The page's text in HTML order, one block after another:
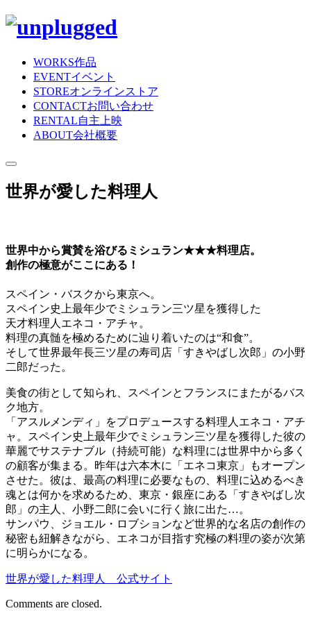
WORKS作品
EVENTイベント
STOREオンラインストア
CONTACTお問い合わせ
RENTAL自主上映
ABOUT会社概要
世界が愛した料理人
世界中から賞賛を浴びるミシュラン★★★料理店。
創作の極意がここにある！
スペイン・バスクから東京へ。
スペイン史上最年少でミシュラン三ツ星を獲得した
天才料理人エネコ・アチャ。
料理の真髄を極めるために辿り着いたのは“和食”。
そして世界最年長三ツ星の寿司店「すきやばし次郎」の小野
二郎だった。
美食の街として知られ、スペインとフランスにまたがるバス
ク地方。
「アスルメンディ」をプロデュースする料理人エネコ・アチ
ャ。スペイン史上最年少でミシュラン三ツ星を獲得した彼の
華麗でサステナブル（持続可能）な料理には世界中から多く
の顧客が集まる。昨年は六本木に「エネコ東京」もオープン
させた。彼は、最高の料理に必要なもの、料理に込めるべき
魂とは何かを求めるため、東京・銀座にある「すきやばし次
郎」の主人、小野二郎に会いに行く旅に出た…。
サンパウ、ジョエル・ロブションなど世界的な名店の創作の
秘密も紐解きながら、エネコが目指す究極の料理の姿が次第
に明らかになる。
世界が愛した料理人 公式サイト
Comments are closed.